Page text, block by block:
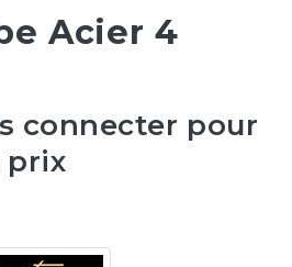
Acier 4
connecter pour
prix